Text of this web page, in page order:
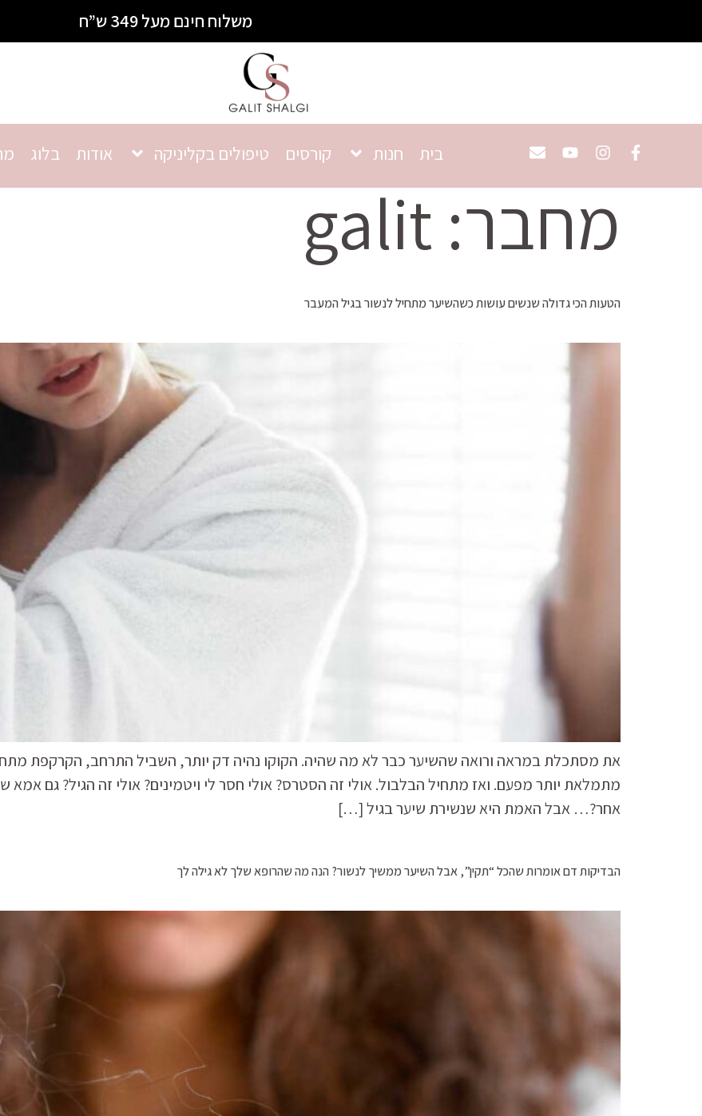
משלוח חינם מעל 349 ש”ח
בית חנות קורסים טיפולים בקליניקה אודות בלוג
מחבר: galit
הטעות הכי גדולה שנשים עושות כשהשיער מתחיל לנשור בגיל המעבר
את מסתכלת במראה ורואה שהשיער כבר לא מה שהיה. הקוקו נהיה דק יותר, השביל התרחב, הקרקפת
מתמלאת יותר מפעם. ואז מתחיל הבלבול. אולי זה הסטרס? אולי חסר לי ויטמינים? אולי זה הגיל? גם אמא
אחר?… אבל האמת היא שנשירת שיער בגיל […]
הבדיקות דם אומרות שהכל “תקין”, אבל השיער ממשיך לנשור? הנה מה שהרופא שלך לא גילה לך